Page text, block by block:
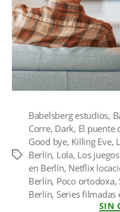
Etiquetas
Babelsberg estudios,
Corre, Dark, El puente
Good bye, Killing Eve,
Berlín, Lola, Los
en Berlín, Netflix
Berlín, Poco ortodoxa,
Berlín, Series filmadas
SIN